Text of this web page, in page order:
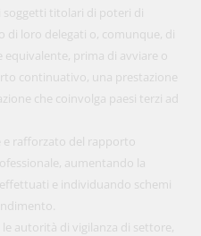
soggetti titolari di poteri di
di loro delegati o, comunque, di
prima di avviare o
continuativo, una prestazione
che coinvolga paesi terzi ad
e rafforzato del rapporto
aumentando la
e individuando schemi
le autorità di vigilanza di settore,